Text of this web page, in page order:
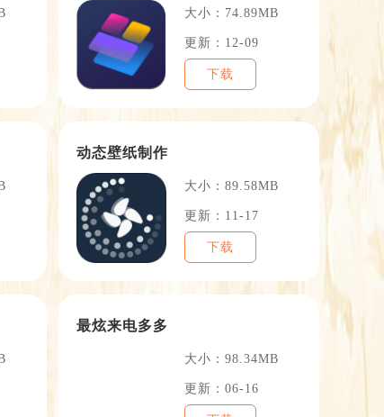
大小：74.89MB
更新：12-09
下载
动态壁纸制作
大小：89.58MB
更新：11-17
下载
最炫来电多多
大小：98.34MB
更新：06-16